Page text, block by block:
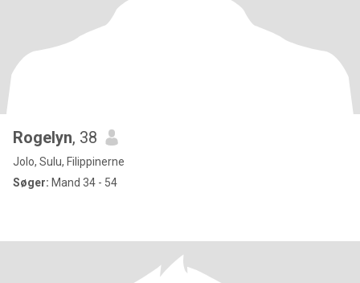
Rogelyn, 38
Jolo, Sulu, Filippinerne
Søger: Mand 34 - 54